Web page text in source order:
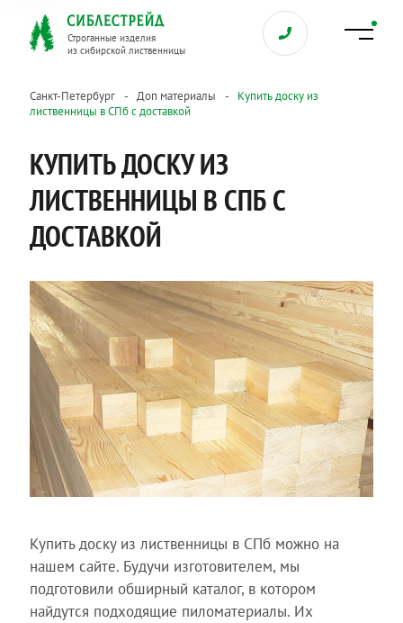
Строганные изделия
из сибирской лиственницы
Санкт-Петербург Доп материалы
Купить доску из
лиственницы в СПб с доставкой
КУПИТЬ ДОСКУ ИЗ
ЛИСТВЕННИЦЫ В СПБ С
ДОСТАВКОЙ
Купить доску из лиственницы в СПб можно на
нашем сайте. Будучи изготовителем, мы
подготовили обширный каталог, в котором
найдутся подходящие пиломатериалы. Их